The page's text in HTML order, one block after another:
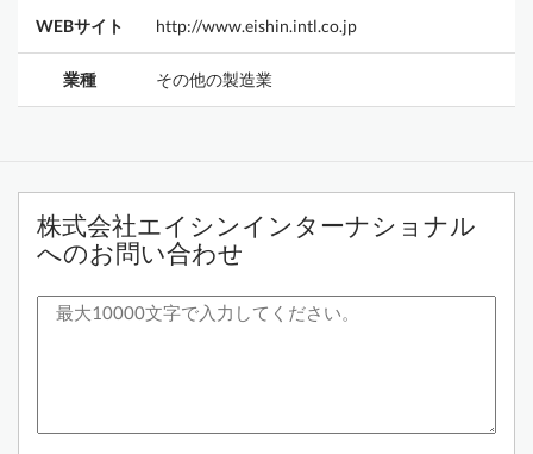
WEBサイト http://www.eishin.intl.co.jp
業種 その他の製造業
株式会社エイシンインターナショナル
へのお問い合わせ